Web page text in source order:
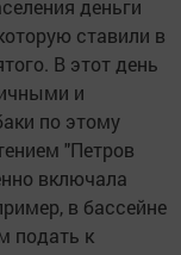
деньги
ставили в
В этот день
и
по этому
"Петров
включала
в бассейне
подать к